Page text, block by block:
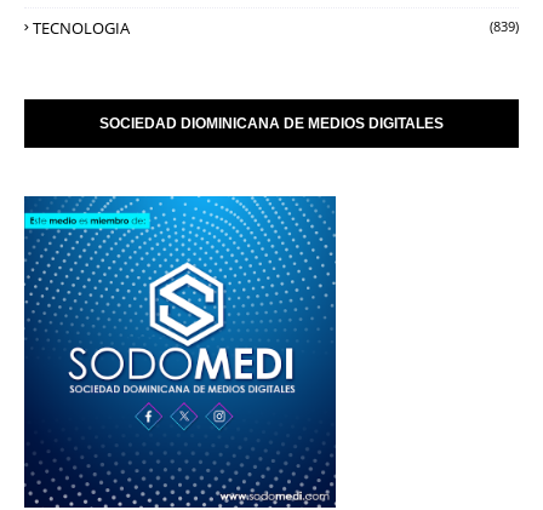
TECNOLOGIA (839)
SOCIEDAD DIOMINICANA DE MEDIOS DIGITALES